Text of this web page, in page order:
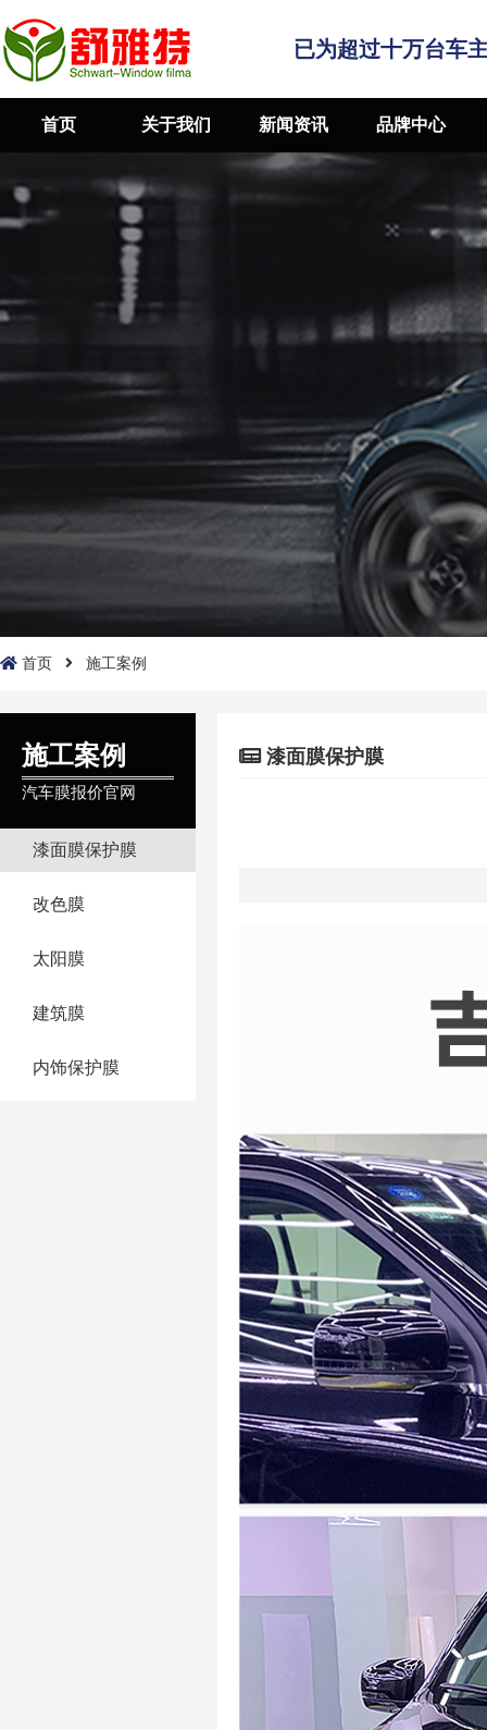
已为超过十万台车
首页 关于我们 新闻资讯 品牌中心
首页 施工案例
施工案例
汽车膜报价官网
漆面膜保护膜
改色膜
太阳膜
建筑膜
内饰保护膜
漆面膜保护膜